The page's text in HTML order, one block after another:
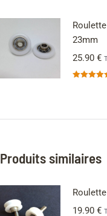
23mm
25.90 €
Produits similaires
19.90 €